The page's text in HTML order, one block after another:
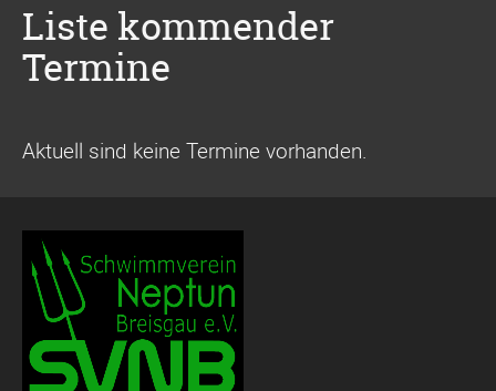
Liste kommender
Termine
Aktuell sind keine Termine vorhanden.